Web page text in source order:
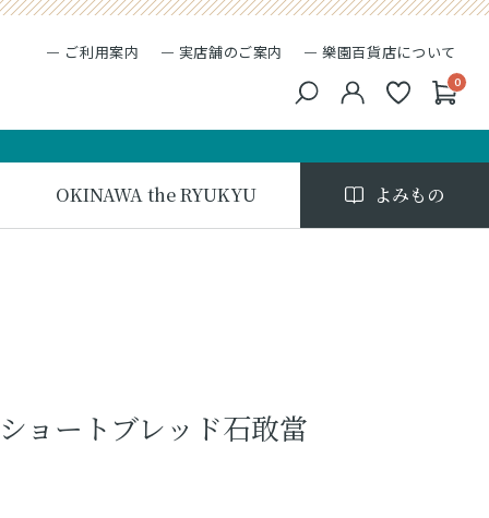
ご利用案内 実店舗のご案内 樂園百貨店について
0
OKINAWA the RYUKYU よみもの
ョートブレッド石敢當